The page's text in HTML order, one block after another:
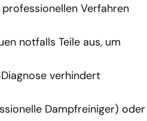
Verfahren
notfalls Teile aus, um
verhindert
Dampfreiniger) oder